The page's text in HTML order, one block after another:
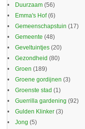
Duurzaam (56)
Emma's Hof(6)
Gemeenschapstuin (17)
Gemeente (48)
Geveltuintjes (20)
Gezondheid (80)
Groen (189)
Groene gordijnen (3)
Groenste stad (1)
Guerrilla gardening (92)
Gulden Klinker (3)
Jong (5)